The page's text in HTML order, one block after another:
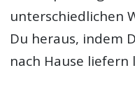
unterschiedlichen
Du heraus, indem
nach Hause liefern